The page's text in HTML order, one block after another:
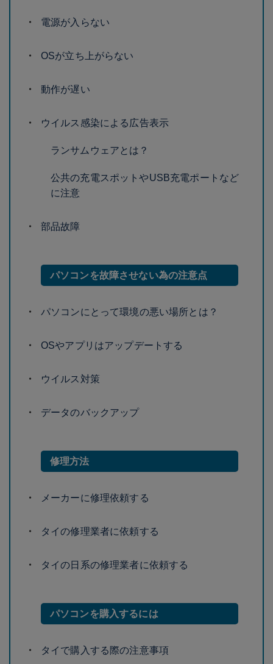
電源が入らない
OSが立ち上がらない
動作が遅い
ウイルス感染による広告表示
ランサムウェアとは？
公共の充電スポットやUSB充電ポートなど
に注意
部品故障
パソコンを故障させない為の注意点
パソコンにとって環境の悪い場所とは？
OSやアプリはアップデートする
ウイルス対策
データのバックアップ
修理方法
メーカーに修理依頼する
タイの修理業者に依頼する
タイの日系の修理業者に依頼する
パソコンを購入するには
タイで購入する際の注意事項